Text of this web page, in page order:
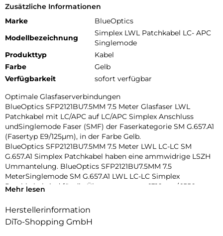
Zusätzliche Informationen
Marke
BlueOptics
Modellbezeichnung
Simplex LWL Patchkabel LC- APC
Singlemode
Produkttyp
Kabel
Farbe
Gelb
Verfügbarkeit
sofort verfügbar
Optimale Glasfaserverbindungen
BlueOptics SFP2121BU7.5MM 7.5 Meter Glasfaser LWL
Patchkabel mit LC/APC auf LC/APC Simplex Anschluss
undSinglemode Faser (SMF) der Faserkategorie SM G.657.A1
(Fasertyp E9/125µm), in der Farbe Gelb.
BlueOptics SFP2121BU7.5MM 7.5 Meter LWL LC-LC SM
G.657.A1 Simplex Patchkabel haben eine ammwidrige LSZH
Ummantelung. BlueOptics SFP2121BU7.5MM 7.5
MeterSinglemode SM G.657.A1 LWL LC-LC Simplex
Patchkabel sind für die Übertragung von 1310nm / 1550nm
Verbindung von Patchpanel Ports untereinander oder dem
Mehr lesen
Herstellerinformation
DiTo-Shopping GmbH